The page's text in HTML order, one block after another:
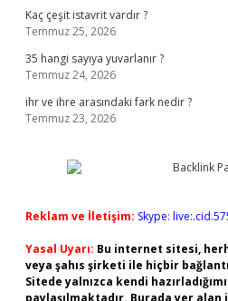
Kaç çeşit istavrit vardır ?
Temmuz 25, 2026
35 hangi sayıya yuvarlanır ?
Temmuz 24, 2026
ihr ve ihre arasındaki fark nedir ?
Temmuz 23, 2026
Reklam ve İletişim: Skype:
Yasal Uyarı: Bu internet sitesi,
veya şahıs şirketi ile hiçbir
Sitede yalnızca kendi
paylaşılmaktadır. Burada yer